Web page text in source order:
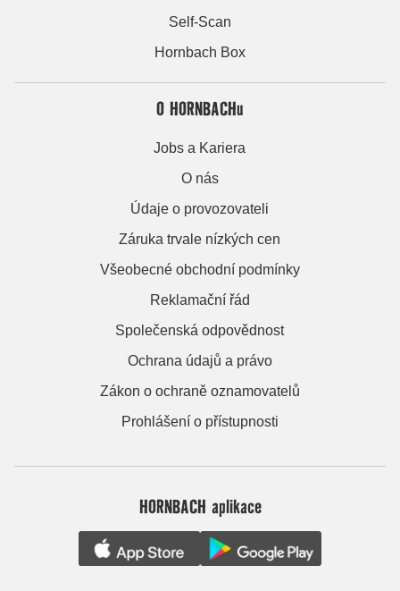
Self-Scan
Hornbach Box
O HORNBACHu
Jobs a Kariera
O nás
Údaje o provozovateli
Záruka trvale nízkých cen
Všeobecné obchodní podmínky
Reklamační řád
Společenská odpovědnost
Ochrana údajů a právo
Zákon o ochraně oznamovatelů
Prohlášení o přístupnosti
HORNBACH aplikace